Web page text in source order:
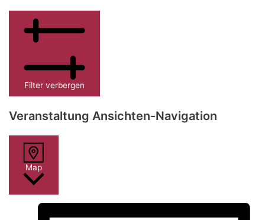
Filter verbergen
Veranstaltung Ansichten-Navigation
Map